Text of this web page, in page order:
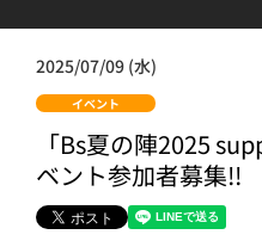
2025/07/09 (水)
イベント
「Bs夏の陣2025
ベント参加者募集!!